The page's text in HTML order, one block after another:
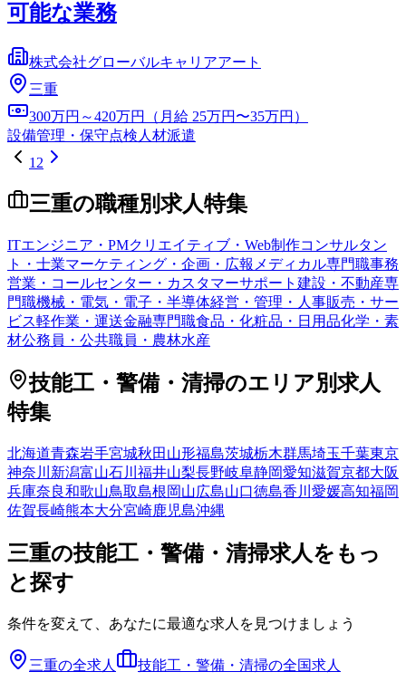
可能な業務
株式会社グローバルキャリアアート
三重
300万円～420万円（月給 25万円〜35万円）
設備管理・保守点検 人材派遣
1 2
三重の職種別求人特集
ITエンジニア・PMクリエイティブ・Web制作コンサルタン
ト・士業マーケティング・企画・広報 メディカル専門職事務
営業・コールセンター・カスタマーサポート 建設・不動産専
門職機械・電気・電子・半導体経営・管理・人事販売・サー
ビス軽作業・運送金融専門職食品・化粧品・日用品化学・素
材公務員・公共職員・農林水産
技能工・警備・清掃のエリア別求人
特集
北海道青森岩手宮城秋田 山形福島茨城栃木群馬埼玉千葉東京
神奈川 新潟富山石川 福井山梨長野岐阜静岡愛知滋賀京都大阪
兵庫奈良和歌山鳥取島根岡山広島山口徳島香川 愛媛高知福岡
佐賀長崎熊本大分宮崎鹿児島沖縄
三重の技能工・警備・清掃求人をもっ
と探す
条件を変えて、あなたに最適な求人を見つけましょう
三重の全求人 技能工・警備・清掃の全国求人